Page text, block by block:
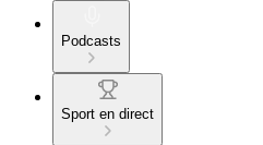
Podcasts
Sport en direct